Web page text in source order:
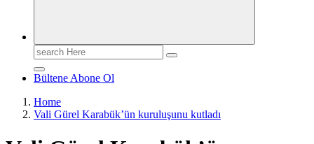
Search
for:
Bültene Abone Ol
Home
Vali Gürel Karabük’ün kuruluşunu kutladı